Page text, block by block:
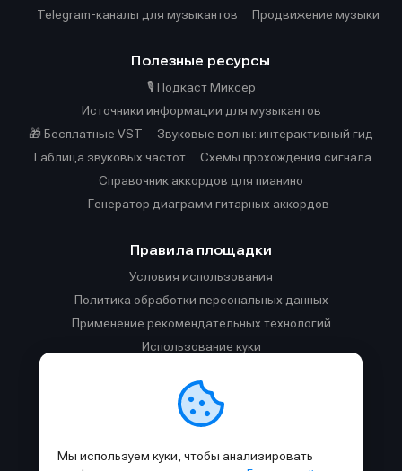
Telegram-каналы для музыкантов
Продвижение музыки
Полезные ресурсы
🎙️ Подкаст Миксер
Источники информации для музыкантов
🎁 Бесплатные VST
Звуковые волны: интерактивный гид
Таблица звуковых частот
Cхемы прохождения сигнала
Справочник аккордов для пианино
Генератор диаграмм гитарных аккордов
Правила площадки
Условия использования
Политика обработки персональных данных
Применение рекомендательных технологий
Использование куки
Правила общения в Телеграм-чате
Мы используем куки, чтобы анализировать